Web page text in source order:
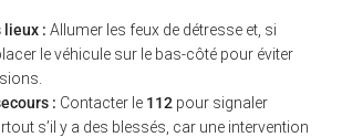
lieux : Allumer les feux de détresse et, si
le véhicule sur le bas-côté pour éviter
: Contacter le 112pour signaler
s’il y a des blessés, car une intervention